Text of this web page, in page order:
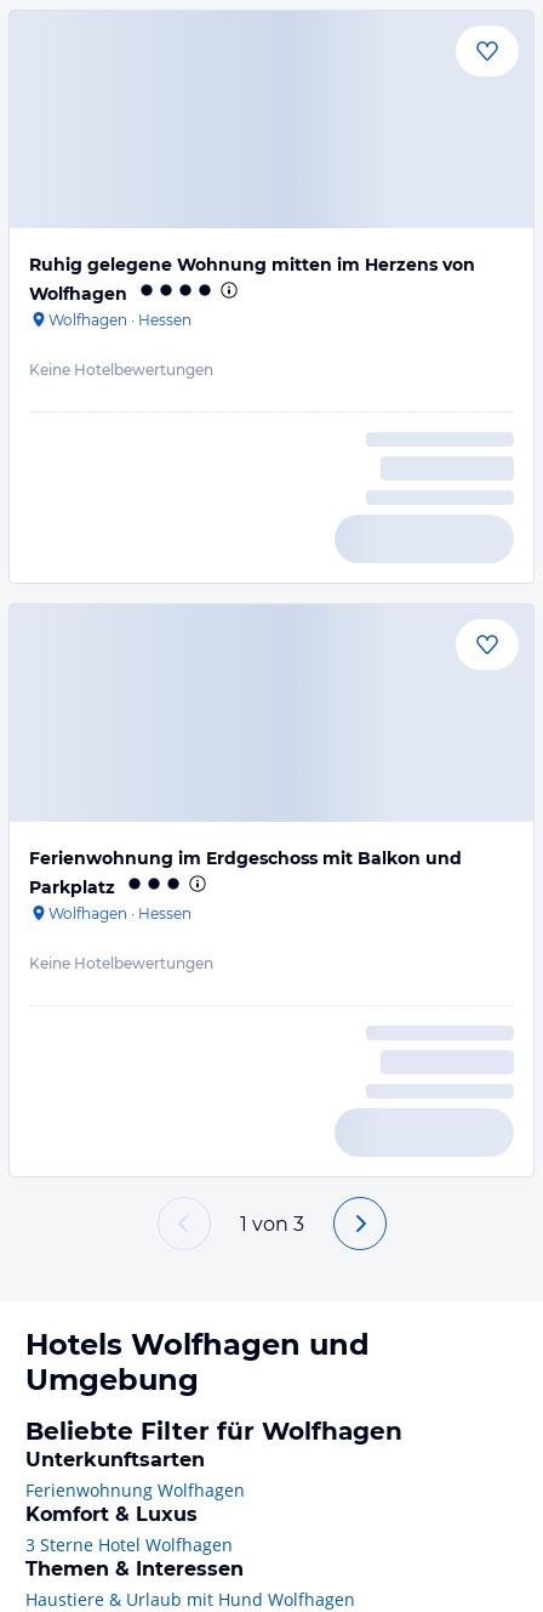
Ruhig gelegene Wohnung mitten im Herzens von
Wolfhagen
Wolfhagen · Hessen
Keine Hotelbewertungen
Ferienwohnung im Erdgeschoss mit Balkon und
Parkplatz
Wolfhagen · Hessen
Keine Hotelbewertungen
1 von 3
Hotels Wolfhagen und
Umgebung
Beliebte Filter für Wolfhagen
Unterkunftsarten
Ferienwohnung Wolfhagen
Komfort & Luxus
3 Sterne Hotel Wolfhagen
Themen & Interessen
Haustiere & Urlaub mit Hund Wolfhagen